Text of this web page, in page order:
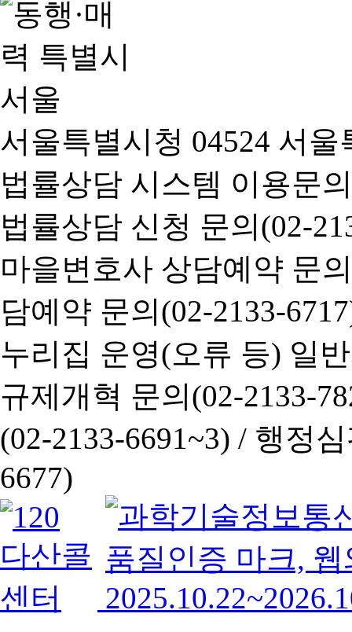
서울특별시청 04524 서
법률상담 시스템 이용문
법률상담 신청 문의(02-
마을변호사 상담예약 문
담예약 문의(02-2133-
누리집 운영(오류 등) 일
규제개혁 문의(02-2133-
(02-2133-6691~3) / 행정심
6677)